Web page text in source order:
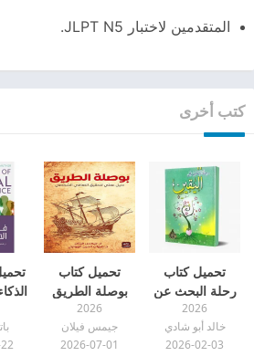
المتقدمين لاختبار JLPT N5.
كتب أخرى
تحميل كتاب
رحلة البحث عن
اليقين pdf
2026
خالد أبو شادي
2026-02-03
تحميل كتاب
بوصلة الطريق
pdf
2026
جيمس فيلان
2026-07-01